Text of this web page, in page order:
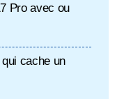
Pro avec ou
cache un